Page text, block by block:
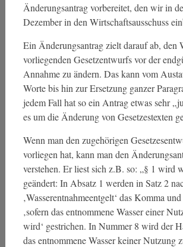
Änderungsantrag vorbereitet, den wir in
Dezember in den Wirtschaftsausschuss
Ein Änderungsantrag zielt darauf ab, den
vorliegenden Gesetzentwurfs vor der
Annahme zu ändern. Das kann vom
Worte bis hin zur Ersetzung ganzer
jedem Fall hat so ein Antrag etwas sehr
es um die Änderung von Gesetzestexten
Wenn man den zugehörigen
vorliegen hat, kann man den
verstehen. Er liest sich z.B. so: „§ 1 wird
geändert: In Absatz 1 werden in Satz 2
‚Wasserentnahmeentgelt‘ das Komma
‚sofern das entnommene Wasser einer
wird‘ gestrichen. In Nummer 8 wird der
das entnommene Wasser keiner Nutzung